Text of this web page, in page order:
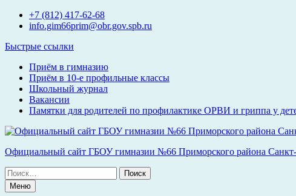
Перейти+7 (812) 417-62-68
info.gim66prim@obr.gov.spb.ru
Быстрые ссылки
Приём в гимназию
Приём в 10-е профильные классы
Школьный журнал
Вакансии
Памятки для родителей по профилактике ОРВИ и гриппа у
Официальный сайт ГБОУ гимназии №66 Приморского района Санкт-
Поиск
по:Меню